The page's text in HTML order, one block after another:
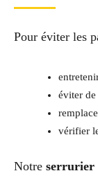
Pour éviter les
éviter
vérifier
Notre serrurier